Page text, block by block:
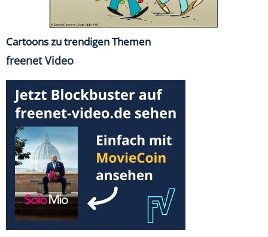
Cartoons zu trendigen Themen
freenet Video